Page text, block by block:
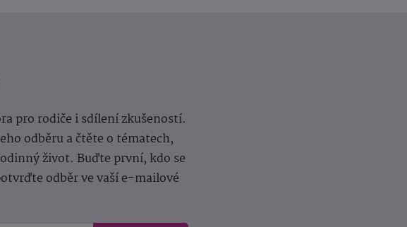
pro rodiče i sdílení zkušeností.
odběru a čtěte o tématech,
život. Buďte první, kdo se
odběr ve vaší e-mailové